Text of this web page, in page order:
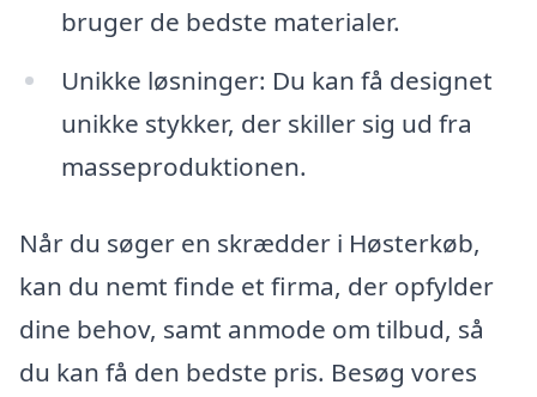
bruger de bedste materialer.
Unikke løsninger: Du kan få designet
unikke stykker, der skiller sig ud fra
masseproduktionen.
Når du søger en skrædder i Høsterkøb,
kan du nemt finde et firma, der opfylder
dine behov, samt anmode om tilbud, så
du kan få den bedste pris. Besøg vores